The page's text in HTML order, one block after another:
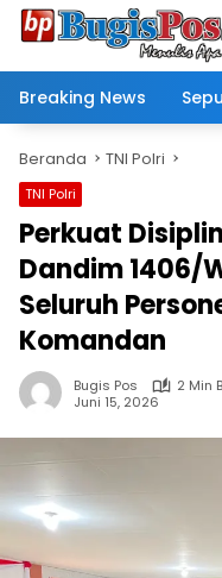
Langsung
Breaking News
Beranda TNI Polri
TNI Polri
Perkuat
Dandim 1406/
Seluruh
Komandan
Bugis Pos
2 Min
Juni 15, 2026